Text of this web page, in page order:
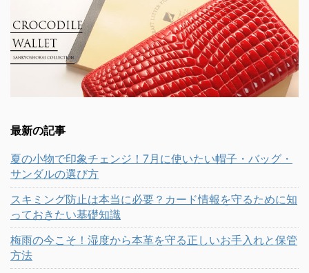
最新の記事
夏の小物で印象チェンジ！7月に使いたい帽子・バッグ・
サンダルの選び方
スキミング防止は本当に必要？カード情報を守るために知
っておきたい基礎知識
梅雨の今こそ！湿度から本革を守る正しいお手入れと保管
方法